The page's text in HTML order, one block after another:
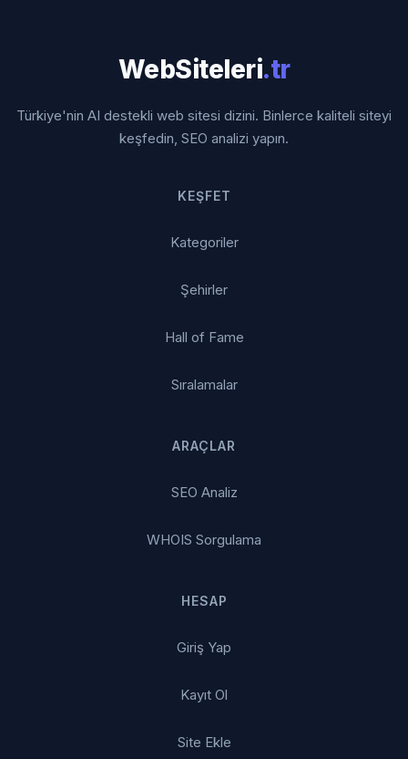
WebSiteleri.tr
Türkiye'nin AI destekli web sitesi dizini. Binlerce kaliteli siteyi
keşfedin, SEO analizi yapın.
KEŞFET
Kategoriler
Şehirler
Hall of Fame
Sıralamalar
ARAÇLAR
SEO Analiz
WHOIS Sorgulama
HESAP
Giriş Yap
Kayıt Ol
Site Ekle